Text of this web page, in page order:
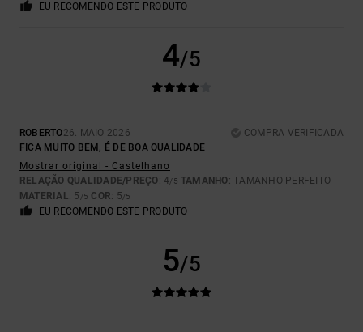
EU RECOMENDO ESTE PRODUTO
4/5
ROBERTO26. MAIO 2026
COMPRA VERIFICADA
FICA MUITO BEM, É DE BOA QUALIDADE
Mostrar original - Castelhano
RELAÇÃO QUALIDADE/PREÇO: 4/5 TAMANHO: TAMANHO PERFEITO
MATERIAL: 5 /5 COR: 5/5
EU RECOMENDO ESTE PRODUTO
5/5